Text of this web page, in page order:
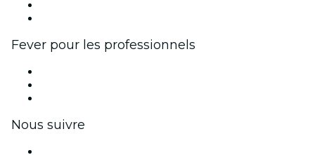
Fever pour les professionnels
Nous suivre